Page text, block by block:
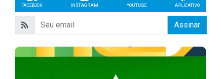
FACEBOOK INSTAGRAM YOUTUBE APLICATIVO
Assinar